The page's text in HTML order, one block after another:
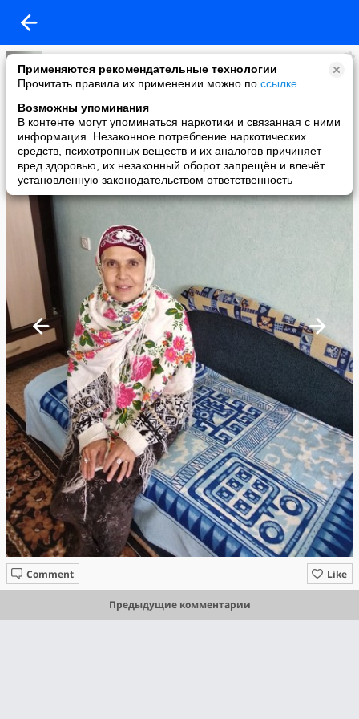
Применяются рекомендательные технологии
Прочитать правила их применении можно по ссылке
Возможны упоминания
В контенте могут упоминаться наркотики и связанная с ними
информация. Незаконное потребление наркотических
средств, психотропных веществ и их аналогов причиняет
вред здоровью, их незаконный оборот запрещён и влечёт
установленную законодательством ответственность
Разалия Тимирова
added a photo
21 Oct в 16:12
Like
Comment
Предыдущие комментарии